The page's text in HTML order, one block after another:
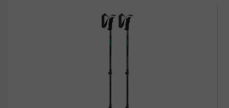
Liste der Produkte